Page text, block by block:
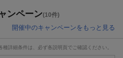
ンペーン(10件)
開催中のキャンペーンをもっと見る
詳細条件は、必ず各説明頁でご確認ください。